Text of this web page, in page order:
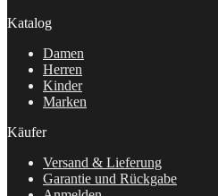
Katalog
Damen
Herren
Kinder
Marken
Käufer
Versand & Lieferung
Garantie und Rückgabe